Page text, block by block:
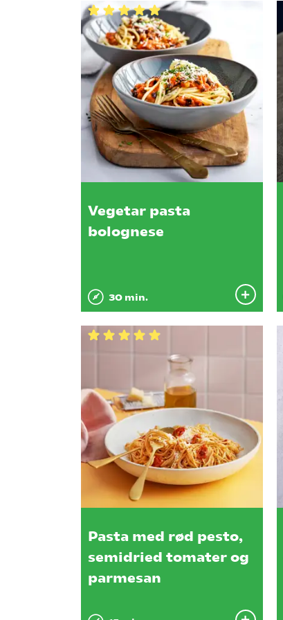
Vegetar pasta
bolognese
30 min.
Pasta med rød pesto,
semidried tomater og
parmesan